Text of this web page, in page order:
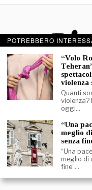
© 2026-
La Discussione S.r.l. –
C.F. e
Registrazione
La società
PRIVACY & COOKIE
POTREBBERO
“Volo
violenza
Quanti
violenza?
oggi…
“Una
meglio
senza
“Una
meglio di
fine”.…